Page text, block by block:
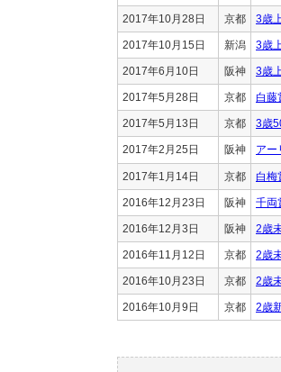
2017年10月28日 京都 3歳
2017年10月15日 新潟 3歳
2017年6月10日 阪神 3歳
2017年5月28日 京都 白藤
2017年5月13日 京都 3歳
2017年2月25日 阪神 アー
2017年1月14日 京都 白梅
2016年12月23日 阪神 千両
2016年12月3日 阪神 2歳
2016年11月12日 京都 2歳
2016年10月23日 京都 2歳
2016年10月9日 京都 2歳